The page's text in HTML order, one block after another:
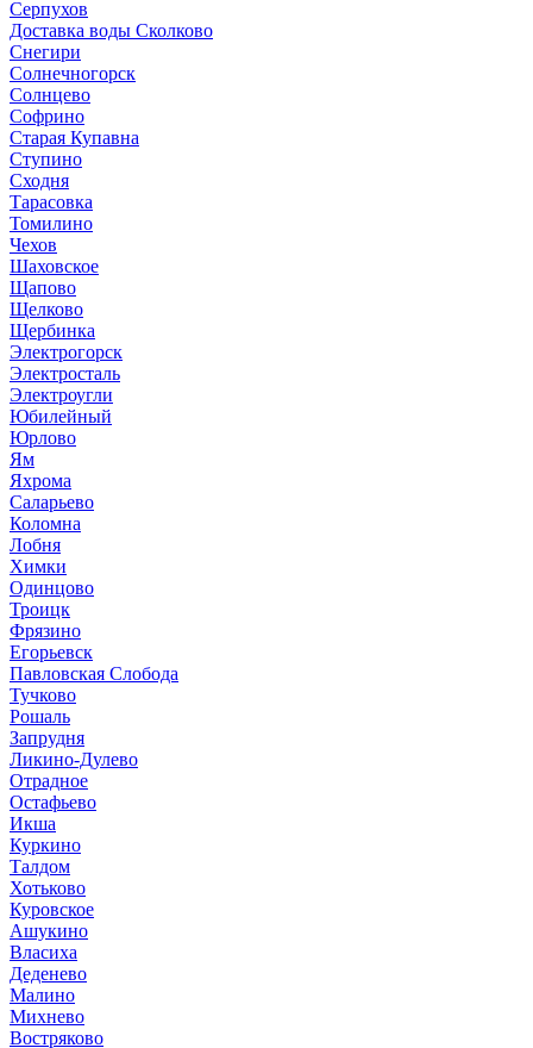
Серпухов
Доставка воды Сколково
Снегири
Солнечногорск
Солнцево
Софрино
Старая Купавна
Ступино
Сходня
Тарасовка
Томилино
Чехов
Шаховское
Щапово
Щелково
Щербинка
Электрогорск
Электросталь
Электроугли
Юбилейный
Юрлово
Ям
Яхрома
Саларьево
Коломна
Лобня
Химки
Одинцово
Троицк
Фрязино
Егорьевск
Павловская Слобода
Тучково
Рошаль
Запрудня
Ликино-Дулево
Отрадное
Остафьево
Икша
Куркино
Талдом
Хотьково
Куровское
Ашукино
Власиха
Деденево
Малино
Михнево
Востряково